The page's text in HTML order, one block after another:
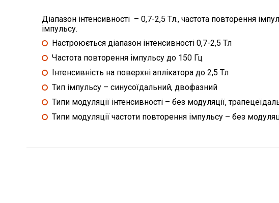
Діапазон інтенсивності – 0,7-2,5 Тл., частота повторення
імпульсу.
Настроюється діапазон інтенсивності 0,7-2,5 Тл
Частота повторення імпульсу до 150 Гц
Інтенсивність на поверхні аплікатора до 2,5 Тл
Тип імпульсу – синусоїдальний, двофазний
Типи модуляції інтенсивності – без модуляції,
Типи модуляції частоти повторення імпульсу – без